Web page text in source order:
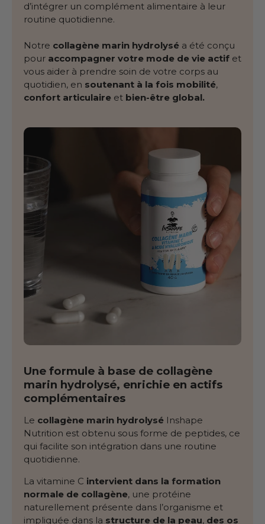
d’intégrer un complément alimentaire à leur
routine quotidienne.
Notre collagène marin hydrolysé a été conçu
pour accompagner votre mode de vie actif et
vous aider à prendre soin de votre corps au
quotidien, en soutenant à la fois mobilité,
confort articulaire et bien-être global.
Une formule à base de collagène
marin hydrolysé, enrichie en actifs
complémentaires
Le collagène marin hydrolysé Inshape
Nutrition est obtenu sous forme de peptides, ce
qui facilite son intégration dans une routine
quotidienne.
La vitamine C intervient dans la formation
normale de collagène, une protéine
naturellement présente dans l’organisme et
impliquée dans la structure de la peau, des os